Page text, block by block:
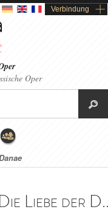
Verbindung
Oper
Liebe der